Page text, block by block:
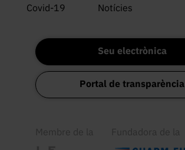
Covid-19
Notícies
Seu electrònica
Portal de transparència
Membre de la Fundadora de la